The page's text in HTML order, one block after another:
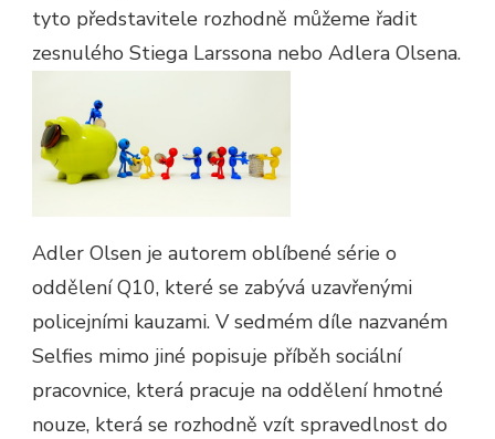
tyto představitele rozhodně můžeme řadit
zesnulého Stiega Larssona nebo Adlera Olsena.
Adler Olsen je autorem oblíbené série o
oddělení Q10, které se zabývá uzavřenými
policejními kauzami. V sedmém díle nazvaném
Selfies mimo jiné popisuje příběh sociální
pracovnice, která pracuje na oddělení hmotné
nouze, která se rozhodně vzít spravedlnost do